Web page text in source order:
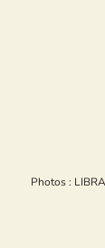
Photos :